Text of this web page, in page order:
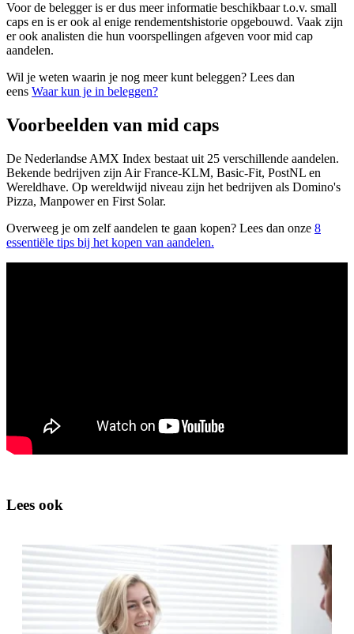
Voor de belegger is er dus meer informatie beschikbaar t.o.v. small
caps en is er ook al enige rendementshistorie opgebouwd. Vaak zijn
er ook analisten die hun voorspellingen afgeven voor mid cap
aandelen.
Wil je weten waarin je nog meer kunt beleggen? Lees dan
eens Waar kun je in beleggen?
Voorbeelden van mid caps
De Nederlandse AMX Index bestaat uit 25 verschillende aandelen.
Bekende bedrijven zijn Air France-KLM, Basic-Fit, PostNL en
Wereldhave. Op wereldwijd niveau zijn het bedrijven als Domino's
Pizza, Manpower en First Solar.
Overweeg je om zelf aandelen te gaan kopen? Lees dan onze 8
essentiële tips bij het kopen van aandelen.
Lees ook